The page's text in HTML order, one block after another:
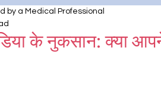
के नुकसान: क्या
by a Medical Professional